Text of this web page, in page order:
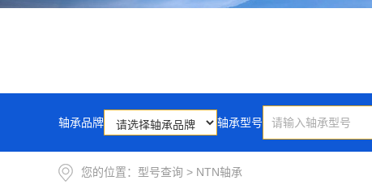
轴承品牌 轴承型号
您的位置： 型号查询 > NTN轴承